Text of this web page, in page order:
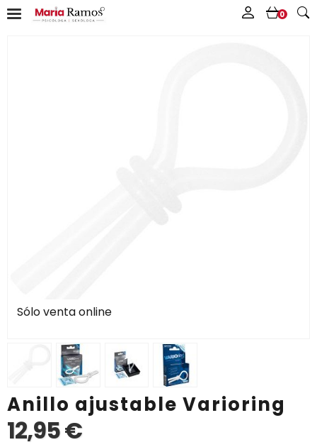
0
Sólo venta online
Anillo ajustable Varioring
12,95 €